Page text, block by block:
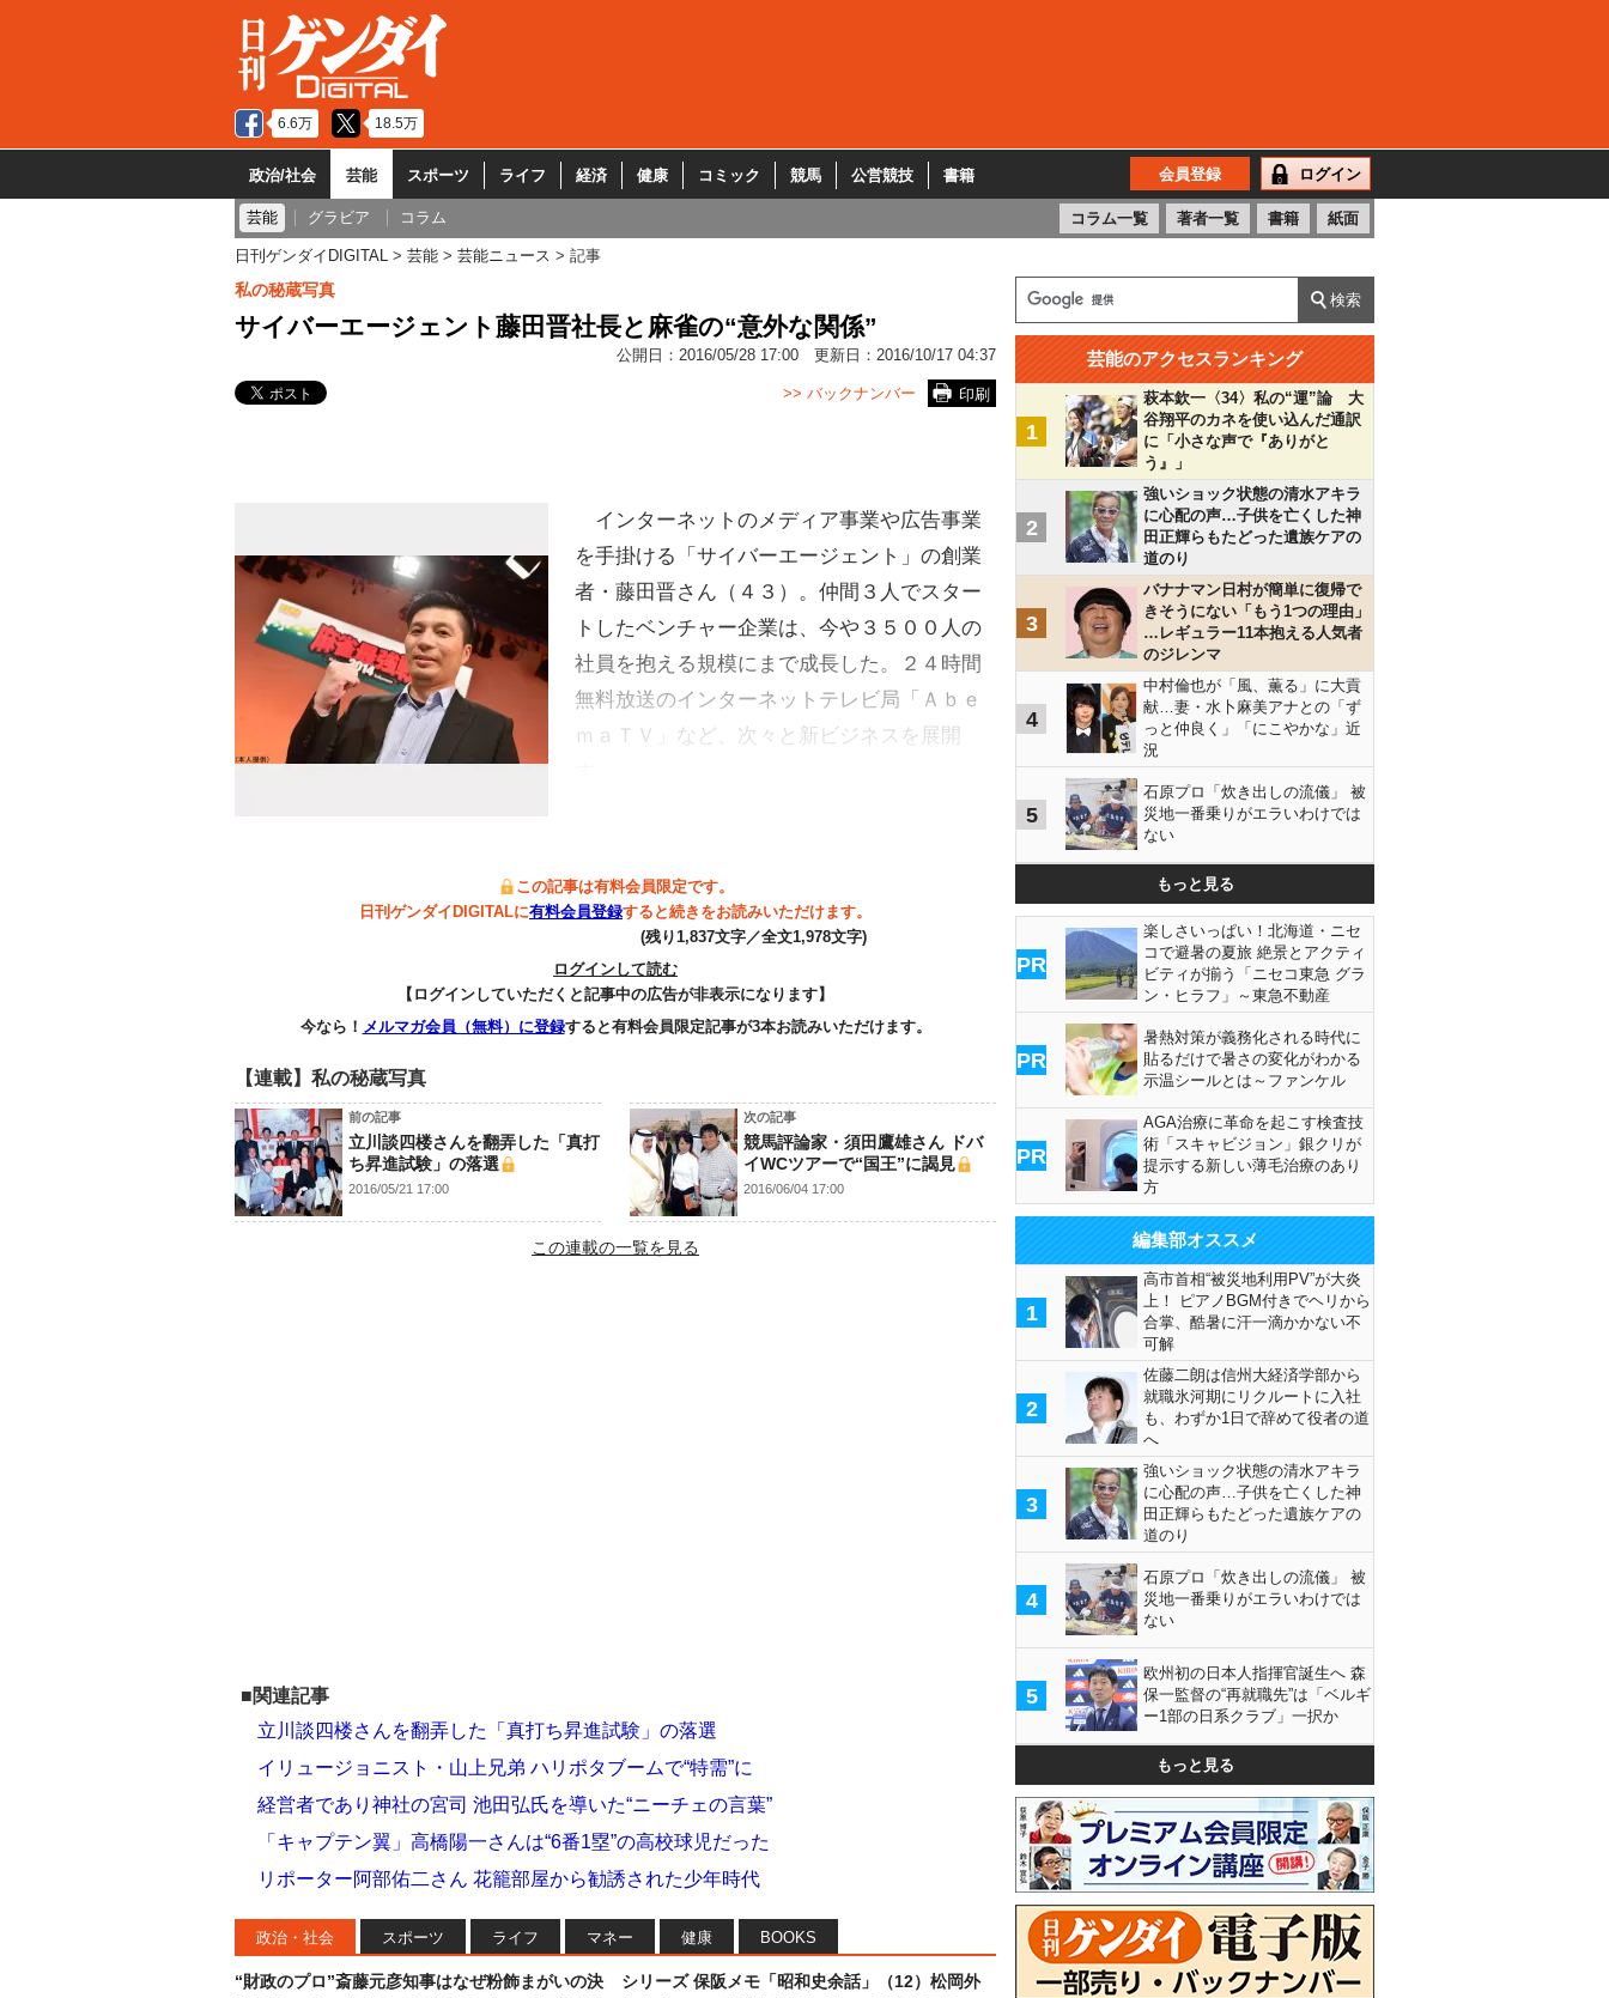
6.6万 18.5万
政治/社会 芸能 スポーツ ライフ 経済 健康 コミック 競馬 公営競技 書籍 会員登録 ログイン
芸能 グラビア コラム コラム一覧 著者一覧 書籍 紙面
日刊ゲンダイDIGITAL 芸能 芸能ニュース 記事
私の秘蔵写真
サイバーエージェント藤田晋社長と麻雀の“意外な関係”
公開日： 2016/05/28 17:00 更新日： 2016/10/17 04:37
印刷
>> バックナンバー
インターネットのメディア事業や広告事業
を手掛ける「サイバーエージェント」の創業
者・藤田晋さん（４３）。仲間３人でスター
トしたベンチャー企業は、今や３５００人の
社員を抱える規模にまで成長した。２４時間
無料放送のインターネットテレビ局「Ａｂｅ
ｍａＴＶ」など、次々と新ビジネスを展開
この記事は有料会員限定です。
日刊ゲンダイDIGITALに有料会員登録すると続きをお読みいただけます。
(残り1,837文字／全文1,978文字)
ログインして読む
【ログインしていただくと記事中の広告が非表示になります】
今なら！ メルマガ会員（無料）に登録すると有料会員限定記事が3本お読みいただけます。
【連載】私の秘蔵写真
前の記事
立川談四楼さんを翻弄した「真打
ち昇進試験」の落選
2016/05/21 17:00
次の記事
競馬評論家・須田鷹雄さん ドバ
イWCツアーで“国王”に謁見
2016/06/04 17:00
この連載の一覧を見る
■関連記事
立川談四楼さんを翻弄した「真打ち昇進試験」の落選
イリュージョニスト・山上兄弟 ハリポタブームで“特需”に
経営者であり神社の宮司 池田弘氏を導いた“ニーチェの言葉”
「キャプテン翼」高橋陽一さんは“6番1塁”の高校球児だった
リポーター阿部佑二さん 花籠部屋から勧誘された少年時代
政治・社会 スポーツ ライフ マネー 健康 BOOKS
“財政のプロ”斎藤元彦知事はなぜ粉飾まがいの決
シリーズ 保阪メモ「昭和史余話」（12）松岡外
芸能のアクセスランキング
1
萩本欽一〈34〉私の“運”論 大
谷翔平のカネを使い込んだ通訳
に「小さな声で『ありがと
う』」
2
強いショック状態の清水アキラ
に心配の声…子供を亡くした神
田正輝らもたどった遺族ケアの
道のり
3
バナナマン日村が簡単に復帰で
きそうにない「もう1つの理由」
…レギュラー11本抱える人気者
のジレンマ
4
中村倫也が「風、薫る」に大貢
献…妻・水卜麻美アナとの「ず
っと仲良く」「にこやかな」近
況
5
石原プロ「炊き出しの流儀」 被
災地一番乗りがエラいわけでは
ない
もっと見る
PR
楽しさいっぱい！北海道・ニセ
コで避暑の夏旅 絶景とアクティ
ビティが揃う「ニセコ東急 グラ
ン・ヒラフ」～東急不動産
PR
暑熱対策が義務化される時代に
貼るだけで暑さの変化がわかる
示温シールとは～ファンケル
PR
AGA治療に革命を起こす検査技
術「スキャビジョン」銀クリが
提示する新しい薄毛治療のあり
方
編集部オススメ
1
高市首相“被災地利用PV”が大炎
上！ ピアノBGM付きでヘリから
合掌、酷暑に汗一滴かかない不
可解
2
佐藤二朗は信州大経済学部から
就職氷河期にリクルートに入社
も、わずか1日で辞めて役者の道
へ
3
強いショック状態の清水アキラ
に心配の声…子供を亡くした神
田正輝らもたどった遺族ケアの
道のり
4
石原プロ「炊き出しの流儀」 被
災地一番乗りがエラいわけでは
ない
5
欧州初の日本人指揮官誕生へ 森
保一監督の“再就職先”は「ベルギ
ー1部の日系クラブ」一択か
もっと見る